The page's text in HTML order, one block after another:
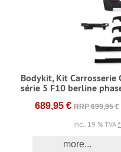
Bodykit, Kit
série 5 F10 berline
689,95 € RRP 699,95 €
incl. 19 % TVA
more...